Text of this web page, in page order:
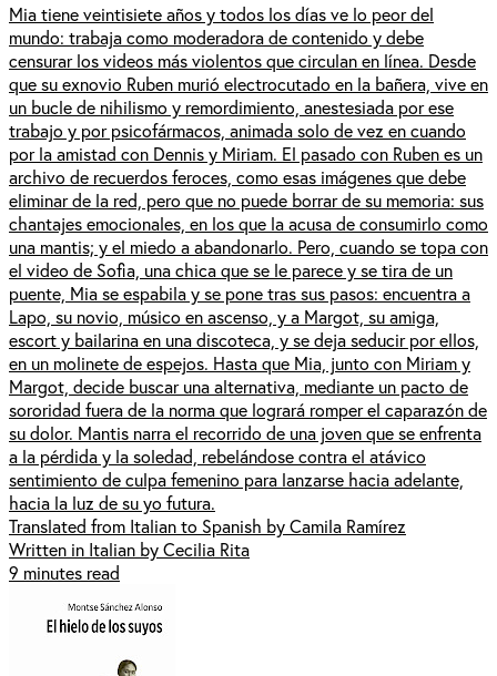
Mia tiene veintisiete años y todos los días ve lo peor del
mundo: trabaja como moderadora de contenido y debe
censurar los videos más violentos que circulan en línea. Desde
que su exnovio Ruben murió electrocutado en la bañera, vive en
un bucle de nihilismo y remordimiento, anestesiada por ese
trabajo y por psicofármacos, animada solo de vez en cuando
por la amistad con Dennis y Miriam. El pasado con Ruben es un
archivo de recuerdos feroces, como esas imágenes que debe
eliminar de la red, pero que no puede borrar de su memoria: sus
chantajes emocionales, en los que la acusa de consumirlo como
una mantis; y el miedo a abandonarlo. Pero, cuando se topa con
el video de Sofia, una chica que se le parece y se tira de un
puente, Mia se espabila y se pone tras sus pasos: encuentra a
Lapo, su novio, músico en ascenso, y a Margot, su amiga,
escort y bailarina en una discoteca, y se deja seducir por ellos,
en un molinete de espejos. Hasta que Mia, junto con Miriam y
Margot, decide buscar una alternativa, mediante un pacto de
sororidad fuera de la norma que logrará romper el caparazón de
su dolor. Mantis narra el recorrido de una joven que se enfrenta
a la pérdida y la soledad, rebelándose contra el atávico
sentimiento de culpa femenino para lanzarse hacia adelante,
hacia la luz de su yo futura.
Translated from Italian to Spanish by Camila Ramírez
Written in Italian by Cecilia Rita
9 minutes read